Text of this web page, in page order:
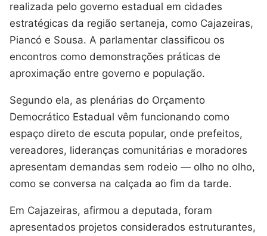
realizada pelo governo estadual em cidades
estratégicas da região sertaneja, como Cajazeiras,
Piancó e Sousa. A parlamentar classificou os
encontros como demonstrações práticas de
aproximação entre governo e população.
Segundo ela, as plenárias do Orçamento
Democrático Estadual vêm funcionando como
espaço direto de escuta popular, onde prefeitos,
vereadores, lideranças comunitárias e moradores
apresentam demandas sem rodeio — olho no olho,
como se conversa na calçada ao fim da tarde.
Em Cajazeiras, afirmou a deputada, foram
apresentados projetos considerados estruturantes,